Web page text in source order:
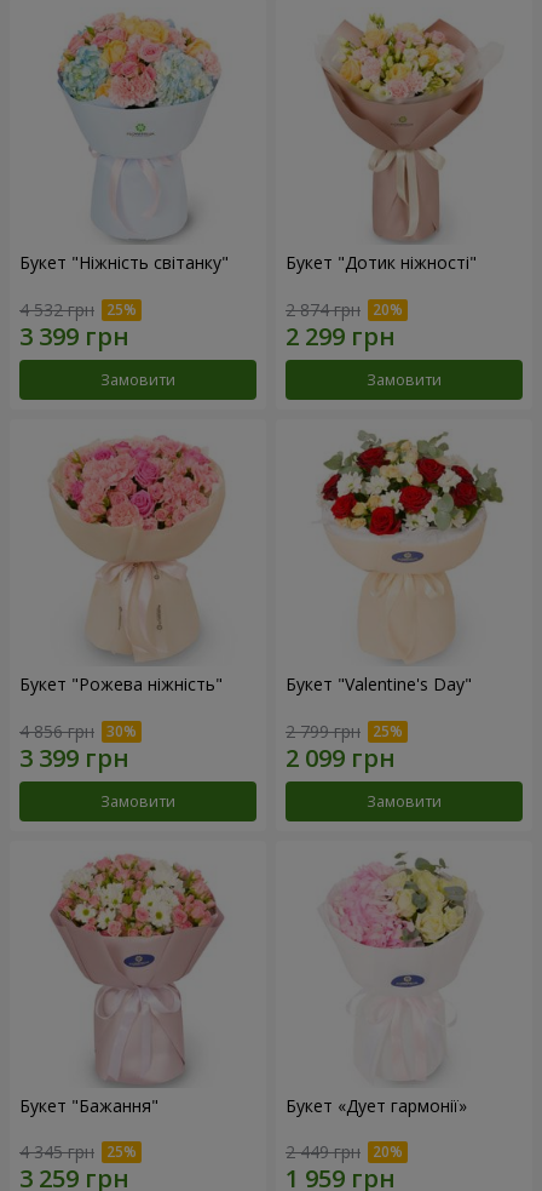
Букет "Ніжність світанку"
4 532 грн
Замовити
Букет "Дотик ніжності"
2 874 грн
Замовити
Букет "Рожева ніжність"
4 856 грн
Замовити
Букет "Valentine's Day"
2 799 грн
Замовити
Букет "Бажання"
4 345 грн
Букет «Дует гармонії»
2 449 грн